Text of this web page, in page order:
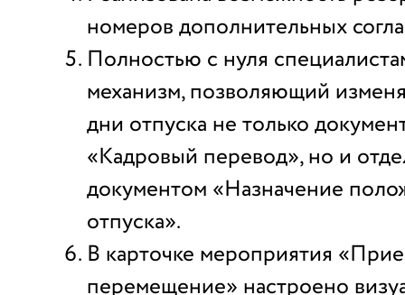
номеров дополнительных
Полностью с нуля
механизм, позволяющий
дни отпуска не только
«Кадровый перевод», но и
документом «Назначение
отпуска».
В карточке мероприятия
перемещение» настроено